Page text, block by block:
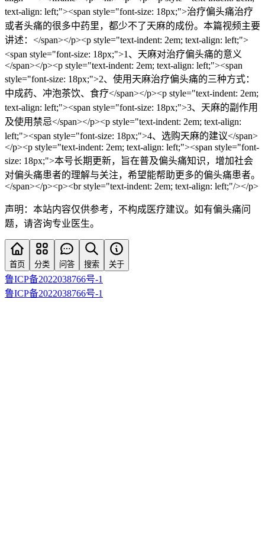
text-align: left;"><span style="font-size: 18px;">治疗偏头痛治疗
或者头痛的很多中药里，都少不了天麻的成份。本篇视频主要
讲述：</span></p><p style="text-indent: 2em; text-align: left;">
<span style="font-size: 18px;">1、天麻对治疗偏头痛的意义
</span></p><p style="text-indent: 2em; text-align: left;"><span
style="font-size: 18px;">2、使用天麻治疗偏头痛的三种方式：
中成药、冲泡茶饮、食疗</span></p><p style="text-indent: 2em;
text-align: left;"><span style="font-size: 18px;">3、天麻的副作用
及使用禁忌</span></p><p style="text-indent: 2em; text-align:
left;"><span style="font-size: 18px;">4、选购天麻的建议</span>
</p><p style="text-indent: 2em; text-align: left;"><span style="font-
size: 18px;">本号长期更新，旨在普及偏头痛知识，增加社会
对偏头痛患者的理解与关注，希望能帮助更多的偏头痛患者。
</span></p><p><br style="text-indent: 2em; text-align: left;"/></p>
声明：本站内容仅供参考，不构成医疗建议。如有偏头痛问
题，请咨询专业医生。
首页 分类 问答 搜索 关于
鲁ICP备2022038766号-1
鲁ICP备2022038766号-1